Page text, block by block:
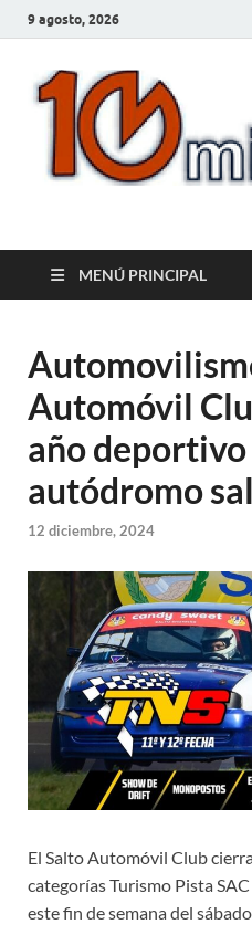
9 agosto, 2026
MENÚ PRINCIPAL
Automóvil
año deportivo
autódromo
12 diciembre, 2024
El Salto Automóvil Club
categorías Turismo Pista
este fin de semana del